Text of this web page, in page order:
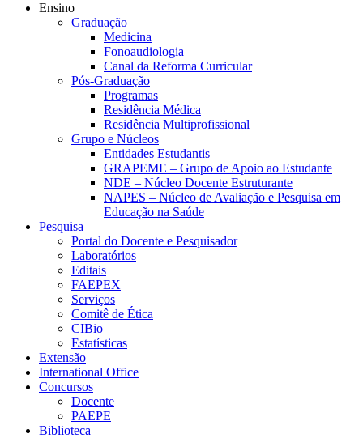
Ensino
Graduação
Medicina
Fonoaudiologia
Canal da Reforma Curricular
Pós-Graduação
Programas
Residência Médica
Residência Multiprofissional
Grupo e Núcleos
Entidades Estudantis
GRAPEME – Grupo de Apoio ao Estudante
NDE – Núcleo Docente Estruturante
NAPES – Núcleo de Avaliação e Pesquisa em
Educação na Saúde
Pesquisa
Portal do Docente e Pesquisador
Laboratórios
Editais
FAEPEX
Serviços
Comitê de Ética
CIBio
Estatísticas
Extensão
International Office
Concursos
Docente
PAEPE
Biblioteca